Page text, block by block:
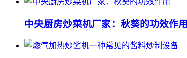
中央厨房炒菜机厂家：秋葵的功效作用